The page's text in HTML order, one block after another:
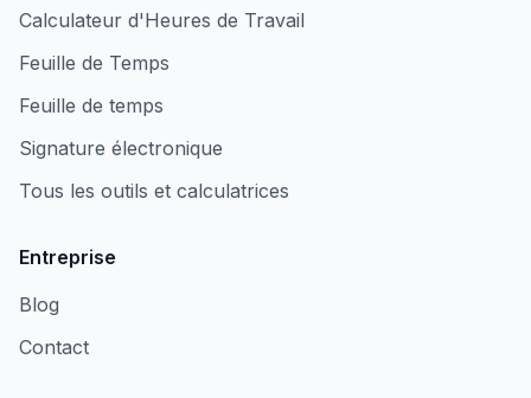
Calculateur d'Heures de Travail
Feuille de Temps
Feuille de temps
Signature électronique
Tous les outils et calculatrices
Entreprise
Blog
Contact